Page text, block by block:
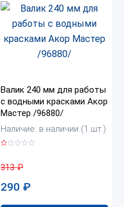
Валик 240 мм для работы
с водными красками Акор
Мастер /96880/
Наличие: в наличии (1 шт.)
313₽
290 ₽